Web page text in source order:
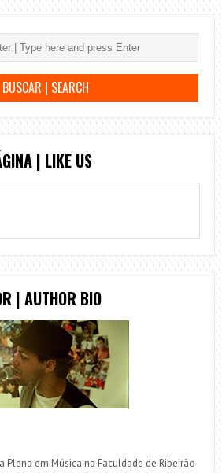
| LIKE US
| AUTHOR BIO
Plena em Música na Faculdade de Ribeirão